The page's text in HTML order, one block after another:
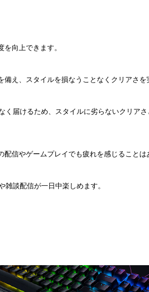
向上できます。
え、スタイルを損なうことなくクリアさを
届けるため、スタイルに劣らないクリア
信やゲームプレイでも疲れを感じることは
談配信が一日中楽しめます。